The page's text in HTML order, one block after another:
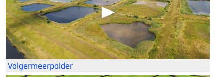
Volgermeerpolder